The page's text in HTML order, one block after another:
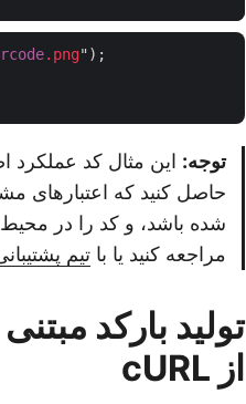
.png");
توجه: این مثال کد عملکرد
شده باشد، و کد را در
مراجعه کنید یا با تیم
از cURL